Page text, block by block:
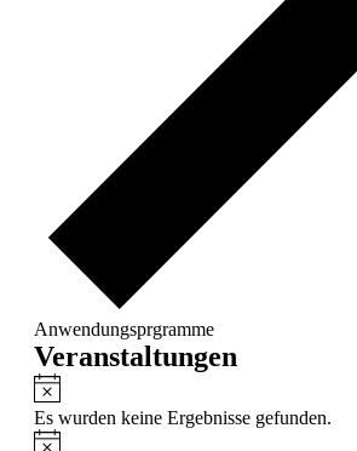
Anwendungsprgramme
Veranstaltungen
Hinweis
Es wurden keine Ergebnisse gefunden.
Hinweis